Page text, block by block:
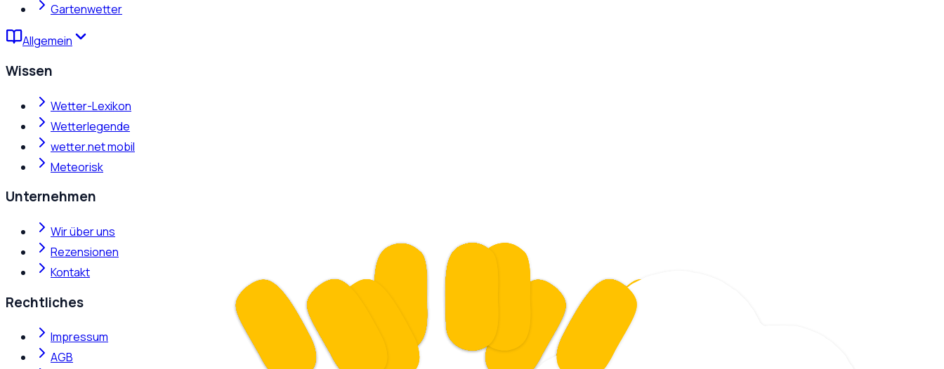
Gartenwetter
Allgemein
Wissen
Wetter-Lexikon
Wetterlegende
wetter.net mobil
Meteorisk
Unternehmen
Wir über uns
Rezensionen
Kontakt
Rechtliches
Impressum
AGB